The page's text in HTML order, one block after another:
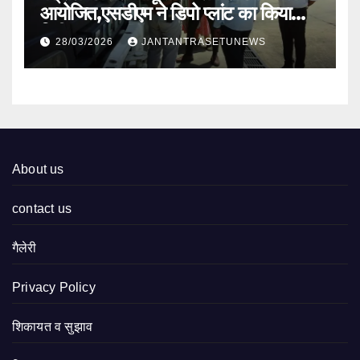
आयोजित,एसडीएम ने डिपो प्लांट का किया
निरीक्षण
28/03/2026 JANTANTRASETUNEWS
About us
contact us
गैलेरी
Privacy Policy
शिकायत व सुझाव